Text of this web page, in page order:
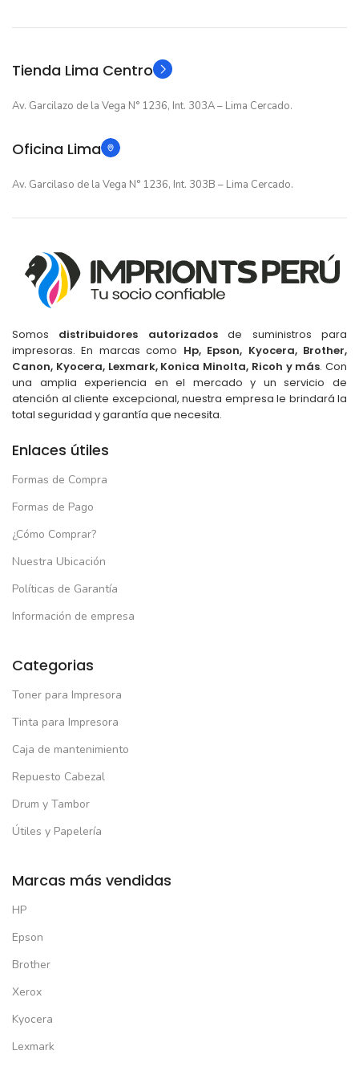
TIPO Original
Tienda Lima Centro
Av. Garcilazo de la Vega N° 1236, Int. 303A – Lima Cercado.
Oficina Lima
Av. Garcilaso de la Vega N° 1236, Int. 303B – Lima Cercado.
Somos distribuidores autorizadosde suministros para
impresoras. En marcas como Hp, Epson, Kyocera, Brother,
Canon, Kyocera, Lexmark, Konica Minolta, Ricoh y más. Con
una amplia experiencia en el mercado y un servicio de
atención al cliente excepcional, nuestra empresa le brindará la
total seguridad y garantía que necesita.
Enlaces útiles
Formas de Compra
Formas de Pago
¿Cómo Comprar?
Nuestra Ubicación
Políticas de Garantía
Información de empresa
Categorias
Toner para Impresora
Tinta para Impresora
Caja de mantenimiento
Repuesto Cabezal
Drum y Tambor
Útiles y Papelería
Marcas más vendidas
HP
Epson
Brother
Xerox
Kyocera
Lexmark